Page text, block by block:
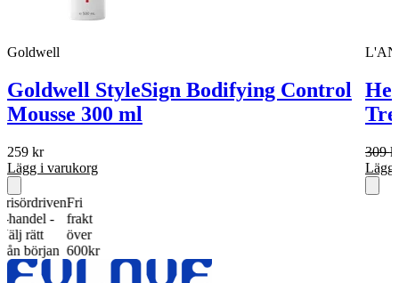
Goldwell
Goldwell StyleSign Bodifying Control
Mousse 300 ml
259 kr
Lägg i varukorg
309
Lägg
-
Fri
frakt
över
600kr